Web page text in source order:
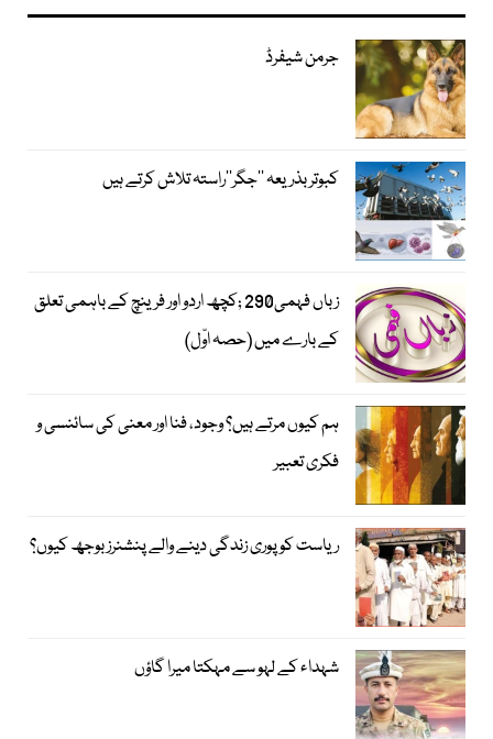
جرمن شیفرڈ
کبوتر بذریعہ ’’جگر‘‘راستہ تلاش کرتے ہیں
زباں فہمی290 ;کچھ اردو اور فرینچ کے باہمی تعلق
کے بارے میں (حصہ اوّل)
ہم کیوں مرتے ہیں؟ وجود، فنا اور معنی کی سائنسی و
فکری تعبیر
ریاست کو پوری زندگی دینے والے پنشنرز بوجھ کیوں؟
شہداء کے لہو سے مہکتا میرا گاؤں